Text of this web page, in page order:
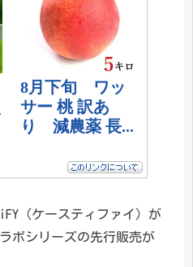
（ケースティファイ）が
ボシリーズの先行販売が